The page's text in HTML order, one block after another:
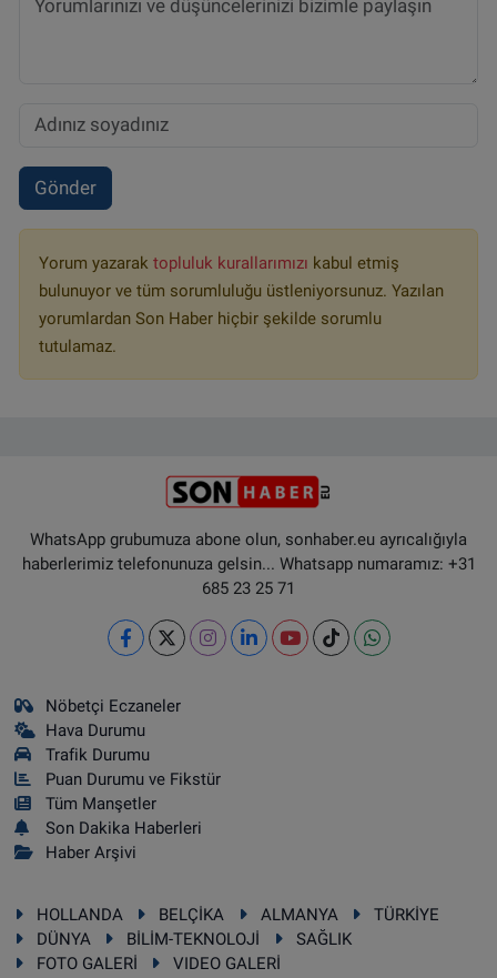
Gönder
Yorum yazarak topluluk kurallarımızı kabul etmiş
bulunuyor ve tüm sorumluluğu üstleniyorsunuz. Yazılan
yorumlardan Son Haber hiçbir şekilde sorumlu
tutulamaz.
WhatsApp grubumuza abone olun, sonhaber.eu ayrıcalığıyla
haberlerimiz telefonunuza gelsin... Whatsapp numaramız: +31
685 23 25 71
Nöbetçi Eczaneler
Hava Durumu
Trafik Durumu
Puan Durumu ve Fikstür
Tüm Manşetler
Son Dakika Haberleri
Haber Arşivi
HOLLANDA BELÇİKA ALMANYA
TÜRKİYE
DÜNYA
BİLİM-TEKNOLOJİ
SAĞLIK
FOTO GALERİ
VIDEO GALERİ